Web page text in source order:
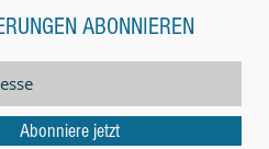
ABONNIEREN
Abonniere jetzt